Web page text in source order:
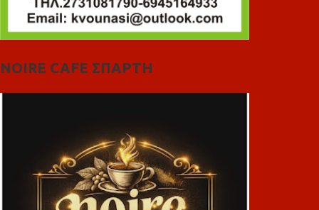
NOIRE CAFE ΣΠΑΡΤΗ